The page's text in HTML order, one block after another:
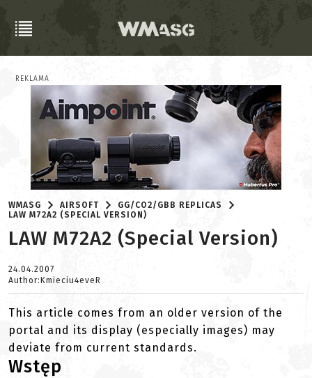
REKLAMA
WMASG AIRSOFT
GG/CO2/GBB REPLICAS
LAW M72A2 (SPECIAL VERSION)
LAW M72A2 (Special Version)
24.04.2007
Author:Kmieciu4eveR
This article comes from an older version of the
portal and its display (especially images) may
deviate from current standards.
Wstęp